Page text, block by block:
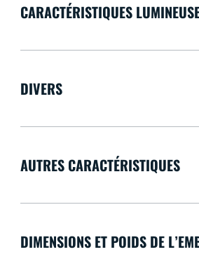
CARACTÉRISTIQUES
DIVERS
AUTRES CARACTÉRISTIQUES
DIMENSIONS ET POIDS DE